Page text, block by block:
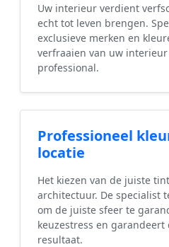
Uw interieur verdient
echt tot leven brengen.
exclusieve merken en
verfraaien van uw
professional.
Professioneel
locatie
Het kiezen van de juiste
architectuur. De specialist
om de juiste sfeer te
keuzestress en
resultaat.